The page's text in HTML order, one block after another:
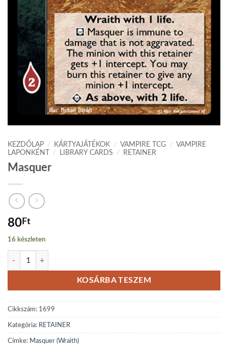
KEZDŐLAP / KÁRTYAJÁTÉKOK / VAMPIRE TCG /
VAMPIRE
LAPONKÉNT
/ LIBRARY CARDS / RETAINER
Masquer
80Ft
16 készleten
Masquer mennyiség
KOSÁRBA TESZEM
Cikkszám: 1699
Kategória: RETAINER
Címke: Masquer (Wraith)